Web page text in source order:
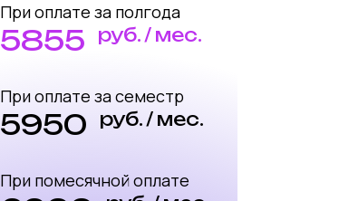
При оплате за полгода
5855 руб. / мес.
При оплате за семестр
5950 руб. / мес.
При помесячной оплате